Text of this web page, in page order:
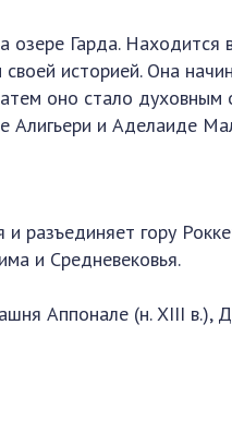
озере Гарда.
своей историей. Она
оно стало
Алигьери и Аделаиде
разъединяет гору
и Средневековья.
Аппонале (н. XIII в.),